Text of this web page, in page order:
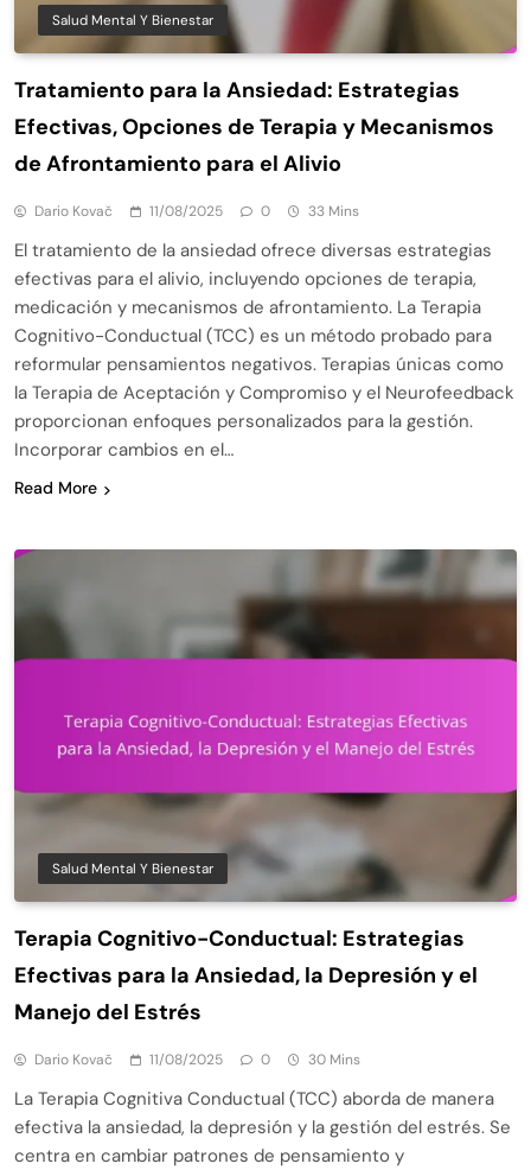
Salud Mental Y Bienestar
Tratamiento para la Ansiedad: Estrategias
Efectivas, Opciones de Terapia y Mecanismos
de Afrontamiento para el Alivio
Dario Kovač 11/08/2025 0 33 Mins
El tratamiento de la ansiedad ofrece diversas estrategias
efectivas para el alivio, incluyendo opciones de terapia,
medicación y mecanismos de afrontamiento. La Terapia
Cognitivo-Conductual (TCC) es un método probado para
reformular pensamientos negativos. Terapias únicas como
la Terapia de Aceptación y Compromiso y el Neurofeedback
proporcionan enfoques personalizados para la gestión.
Incorporar cambios en el…
Read More
Salud Mental Y Bienestar
Terapia Cognitivo-Conductual: Estrategias
Efectivas para la Ansiedad, la Depresión y el
Manejo del Estrés
Dario Kovač 11/08/2025 0 30 Mins
La Terapia Cognitiva Conductual (TCC) aborda de manera
efectiva la ansiedad, la depresión y la gestión del estrés. Se
centra en cambiar patrones de pensamiento y